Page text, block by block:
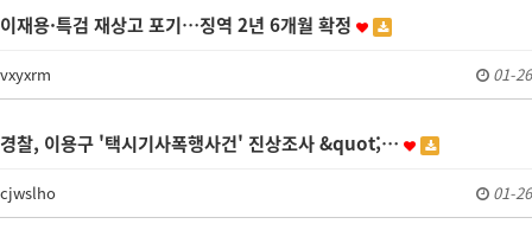
이재용·특검 재상고 포기…징역 2년 6개월 확정
vxyxrm 01-26
경찰, 이용구 '택시기사폭행사건' 진상조사 &quot;…
cjwslho 01-26